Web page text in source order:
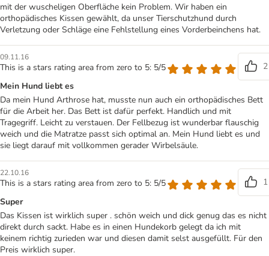
mit der wuscheligen Oberfläche kein Problem. Wir haben ein
orthopädisches Kissen gewählt, da unser Tierschutzhund durch
Verletzung oder Schläge eine Fehlstellung eines Vorderbeinchens hat.
09.11.16
This is a stars rating area from zero to 5: 5/5
2
Mein Hund liebt es
Da mein Hund Arthrose hat, musste nun auch ein orthopädisches Bett
für die Arbeit her. Das Bett ist dafür perfekt. Handlich und mit
Tragegriff. Leicht zu verstauen. Der Fellbezug ist wunderbar flauschig
weich und die Matratze passt sich optimal an. Mein Hund liebt es und
sie liegt darauf mit vollkommen gerader Wirbelsäule.
22.10.16
This is a stars rating area from zero to 5: 5/5
1
Super
Das Kissen ist wirklich super . schön weich und dick genug das es nicht
direkt durch sackt. Habe es in einen Hundekorb gelegt da ich mit
keinem richtig zurieden war und diesen damit selst ausgefüllt. Für den
Preis wirklich super.